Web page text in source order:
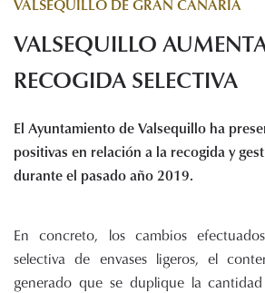
Servicios
Noticias
Enlaces de interés
Documentos
Sede electrónica
Contacto
VALSEQUILLO DE GRAN CANARIA
VALSEQUILLO
RECOGIDA SELECTIVA
El Ayuntamiento de Valsequillo ha
positivas en relación a la recogida y
durante el pasado año 2019.
En concreto, los cambios
selectiva de envases ligeros, el
generado que se duplique la